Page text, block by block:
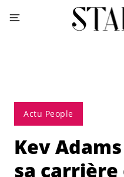
Actu People
Kev
sa carrière